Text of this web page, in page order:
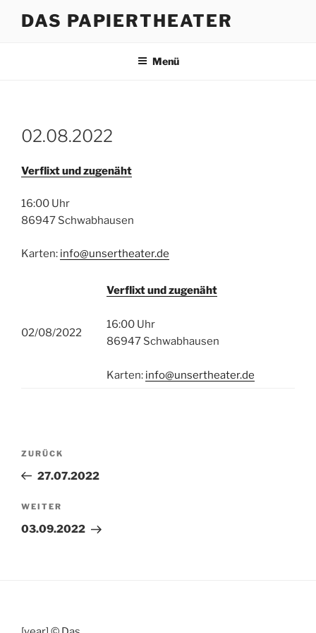
InhaltDAS PAPIERTHEATER
Menü
02.08.2022
Verflixt und zugenäht
16:00 Uhr
86947 Schwabhausen
Karten: info@unsertheater.de
02/08/2022
Verflixt und zugenäht
16:00 Uhr
86947 Schwabhausen
Karten: info@unsertheater.de
Beitragsnavigation
Vorheriger
Beitrag
ZURÜCK
27.07.2022
Nächster
Beitrag
WEITER
03.09.2022